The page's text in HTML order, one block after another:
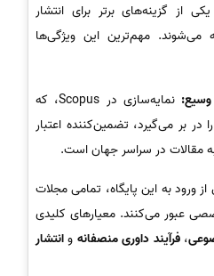
از گزینه‌های برتر برای انتشار
می‌شوند. مهم‌ترین این ویژگی‌ها
نمایه‌سازی در Scopus، که
را در بر می‌گیرد، تضمین‌کننده اعتبار
مقالات در سراسر جهان است.
ورود به این پایگاه، تمامی مجلات
عبور می‌کنند. معیارهای کلیدی
،فرآیند داوری منصفانه وانتشار